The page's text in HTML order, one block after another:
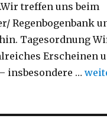
treffen uns beim
Regenbogenbank
Tagesordnung
Erscheinen
insbesondere …